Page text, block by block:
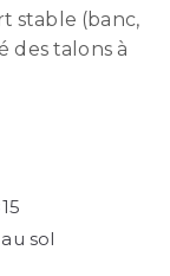
stable (banc,
des talons à
sol